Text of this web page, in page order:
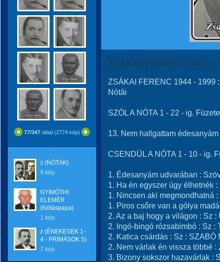
77/347 oldal (2774 kép)
z (NÓTÁK)
9 kép
GYIMÓTHI
ELEMÉR
(Nótáspapa)
1 kép
z (ÉNEKESEK 1-
4 - PRÍMÁSOK 5)
7 kép
ZSÁKAI FERENC 1944 -
ZSÁKAI FERENC 1944 - 1999
Nótái
SZÓL A NÓTA 1 - 22 - ig.
13. Nem hallgattam
CSENDÜL A NÓTA 1 - 10 - ig.
1. Édesanyám udvarában :
1. Ha én egyszer úgy élhetnék
1. Nincsen aki megmondhatná
1. Piros csőre van a gólya
2. Az a baj hogy a világon : Sz
2. Ingó-bingó rózsabimbó : Sz
2. Katica csárdás : Sz : SZABÓ
2. Nem várlak én vissza többé
3. Bizony sokszor hazavárlak :